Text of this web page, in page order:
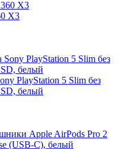
X3
PlayStation 5 Slim без
белый